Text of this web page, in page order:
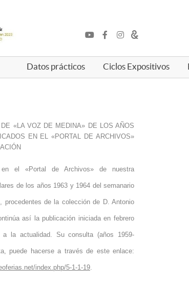
Datos prácticos Ciclos Expositivos
«LA VOZ DE MEDINA» DE LOS AÑOS
EN EL «PORTAL DE ARCHIVOS»
el «Portal de Archivos» de nuestra
de los años 1963 y 1964 del semanario
procedentes de la colección de D. Antonio
así la publicación iniciada en febrero
a la actualidad. Su consulta (años 1959-
puede hacerse a través de este enlace:
index.php/5-1-1-19